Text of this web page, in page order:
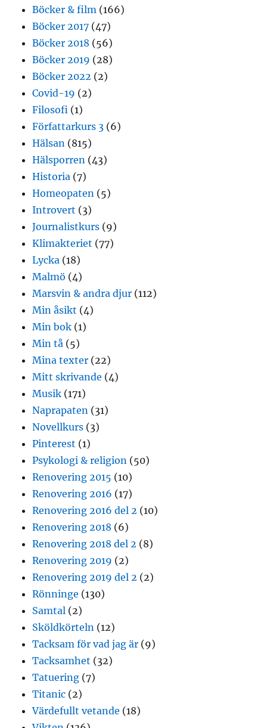
Böcker & film (166)
Böcker 2017 (47)
Böcker 2018 (56)
Böcker 2019 (28)
Böcker 2022 (2)
Covid-19 (2)
Filosofi (1)
Författarkurs 3 (6)
Hälsan (815)
Hälsporren (43)
Historia (7)
Homeopaten (5)
Introvert (3)
Journalistkurs (9)
Klimakteriet (77)
Lycka (18)
Malmö (4)
Marsvin & andra djur (112)
Min åsikt (4)
Min bok (1)
Min tå (5)
Mina texter (22)
Mitt skrivande (4)
Musik (171)
Naprapaten (31)
Novellkurs (3)
Pinterest (1)
Psykologi & religion (50)
Renovering 2015 (10)
Renovering 2016 (17)
Renovering 2016 del 2 (10)
Renovering 2018 (6)
Renovering 2018 del 2 (8)
Renovering 2019 (2)
Renovering 2019 del 2 (2)
Rönninge (130)
Samtal (2)
Sköldkörteln (12)
Tacksam för vad jag är (9)
Tacksamhet (32)
Tatuering (7)
Titanic (2)
Värdefullt vetande (18)